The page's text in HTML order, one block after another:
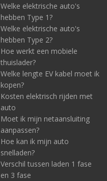
Welke elektrische auto's
hebben Type 1?
Welke elektrische auto's
hebben Type 2?
Hoe werkt een mobiele
thuislader?
Welke lengte EV kabel moet ik
kopen?
Kosten elektrisch rijden met
auto
Moet ik mijn netaansluiting
aanpassen?
Hoe kan ik mijn auto
snelladen?
Verschil tussen laden 1 fase
en 3 fase